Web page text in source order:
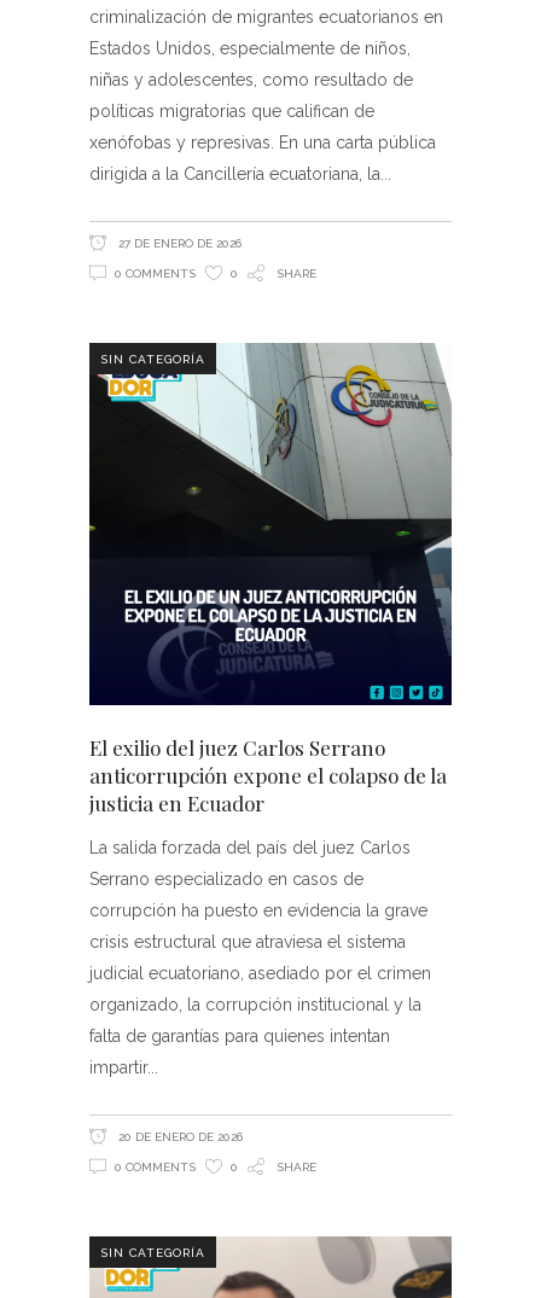
criminalización de migrantes ecuatorianos en
Estados Unidos, especialmente de niños,
niñas y adolescentes, como resultado de
políticas migratorias que califican de
xenófobas y represivas. En una carta pública
dirigida a la Cancillería ecuatoriana, la
27 DE ENERO DE 2026
0 COMMENTS 0 SHARE
SIN CATEGORÍA
El exilio del juez Carlos Serrano
anticorrupción expone el colapso de la
justicia en Ecuador
La salida forzada del país del juez Carlos
Serrano especializado en casos de
corrupción ha puesto en evidencia la grave
crisis estructural que atraviesa el sistema
judicial ecuatoriano, asediado por el crimen
organizado, la corrupción institucional y la
falta de garantías para quienes intentan
impartir
20 DE ENERO DE 2026
0 COMMENTS 0 SHARE
SIN CATEGORÍA